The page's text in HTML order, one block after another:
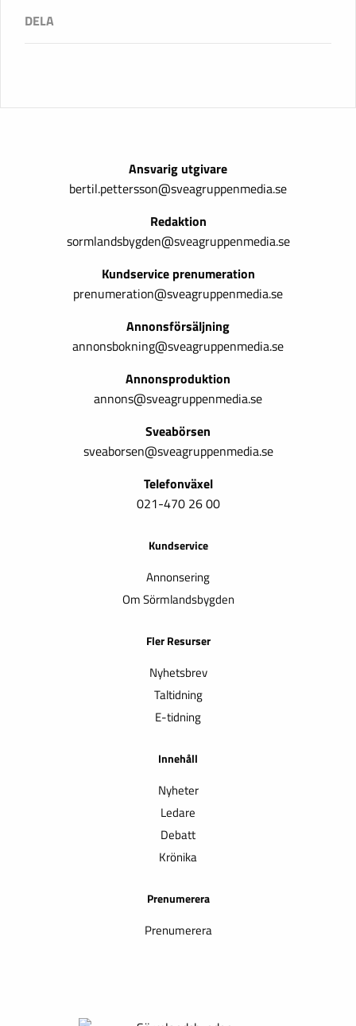
Ansvarig utgivare
bertil.pettersson@sveagruppenmedia.se
Redaktion
sormlandsbygden@sveagruppenmedia.se
Kundservice prenumeration
prenumeration@sveagruppenmedia.se
Annonsförsäljning
annonsbokning@sveagruppenmedia.se
Annonsproduktion
annons@sveagruppenmedia.se
Sveabörsen
sveaborsen@sveagruppenmedia.se
Telefonväxel
021-470 26 00
Kundservice
Annonsering
Om Sörmlandsbygden
Fler Resurser
Nyhetsbrev
Taltidning
E-tidning
Innehåll
Nyheter
Ledare
Debatt
Krönika
Prenumerera
Prenumerera